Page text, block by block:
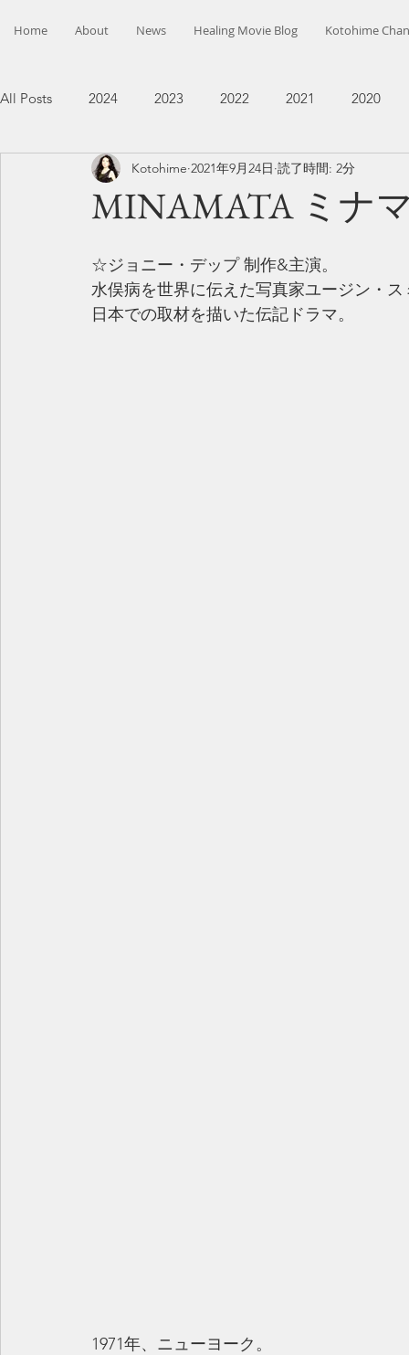
Home About News Healing Movie Blog Kotohime
All Posts 2024 2023 2022 2021 2020
MINAMATA ミナ
Kotohime 2021年9月24日 読了時間: 2分
☆ジョニー・デップ 制作&主演。
水俣病を世界に伝えた写真家ユージン・ス
日本での取材を描いた伝記ドラマ。
1971年、ニューヨーク。